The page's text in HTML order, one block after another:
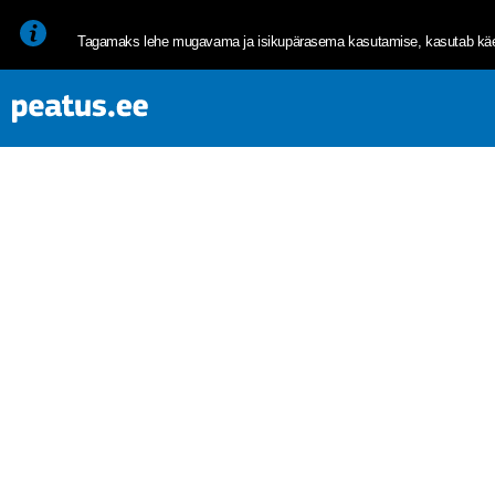
<p><span style="font-size: 10pt; line-height: 107%; font-family:
Tagamaks lehe mugavama ja isikupärasema kasutamise, kasutab